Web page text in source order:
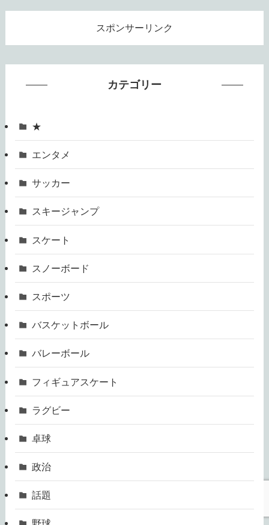
スポンサーリンク
カテゴリー
★
エンタメ
サッカー
スキージャンプ
スケート
スノーボード
スポーツ
バスケットボール
バレーボール
フィギュアスケート
ラグビー
卓球
政治
話題